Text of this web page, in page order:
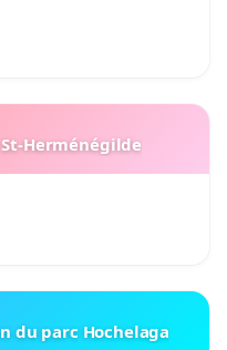
Herménégilde
du parc Hochelaga